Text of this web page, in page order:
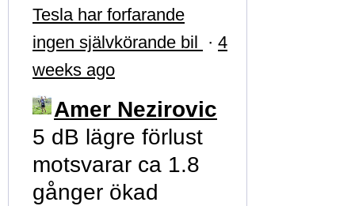
Tesla har forfarande
ingen självkörande bil · 4
weeks ago
Amer Nezirovic
5 dB lägre förlust
motsvarar ca 1.8
gånger ökad